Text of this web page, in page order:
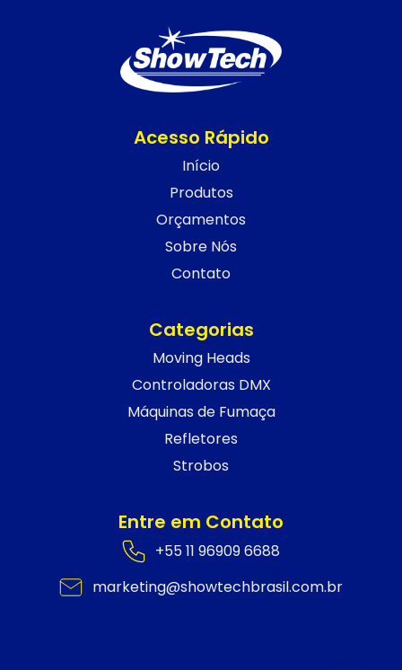
Acesso Rápido
Início
Produtos
Orçamentos
Sobre Nós
Contato
Categorias
Moving Heads
Controladoras DMX
Máquinas de Fumaça
Refletores
Strobos
Entre em Contato
+55 11 96909 6688
marketing@showtechbrasil.com.br